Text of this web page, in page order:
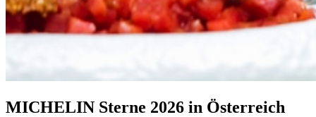
MICHELIN Sterne 2026 in Österreich